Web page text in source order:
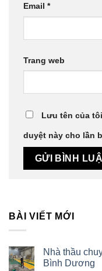
Email *
Trang web
Lưu tên của
duyệt này cho lần
BÀI VIẾT MỚI
Nhà thầu
Bình Dương